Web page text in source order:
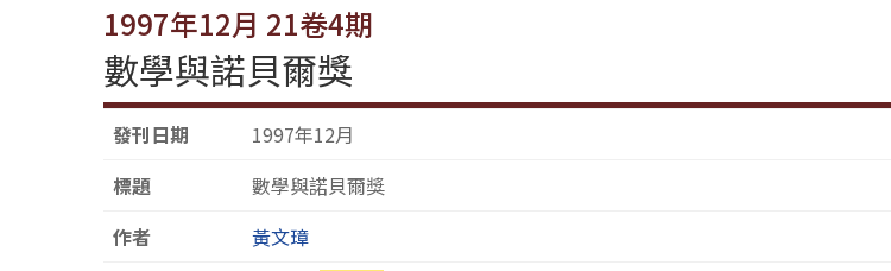
1997年12月 21卷4期
數學與諾貝爾獎
發刊日期
1997年12月
標題
數學與諾貝爾獎
作者
黃文璋